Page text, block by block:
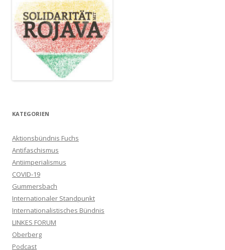
KATEGORIEN
Aktionsbündnis Fuchs
Antifaschismus
Antiimperialismus
COVID-19
Gummersbach
Internationaler Standpunkt
Internationalistisches Bündnis
LINKES FORUM
Oberberg
Podcast